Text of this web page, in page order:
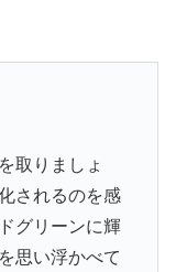
取りましょ
されるのを感
グリーンに輝
思い浮かべて